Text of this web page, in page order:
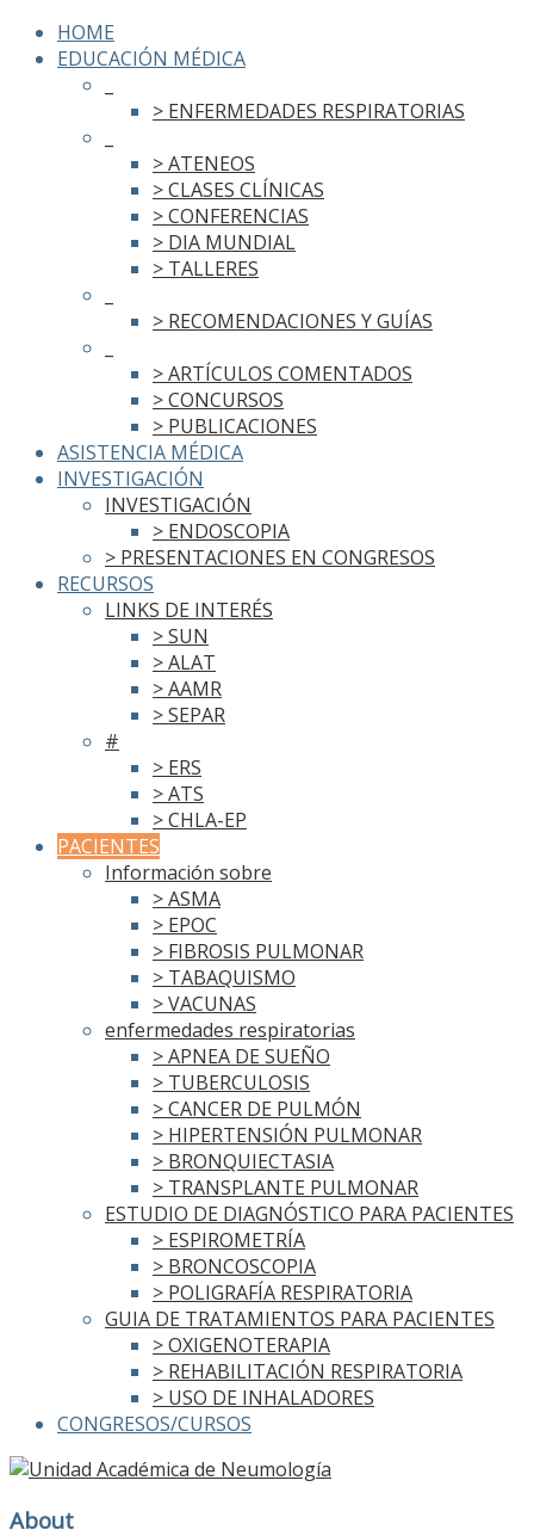
HOME
EDUCACIÓN MÉDICA
> ENFERMEDADES RESPIRATORIAS
> ATENEOS
> CLASES CLÍNICAS
> CONFERENCIAS
> DIA MUNDIAL
> TALLERES
> RECOMENDACIONES Y GUÍAS
> ARTÍCULOS COMENTADOS
> CONCURSOS
> PUBLICACIONES
ASISTENCIA MÉDICA
INVESTIGACIÓN
INVESTIGACIÓN
> ENDOSCOPIA
> PRESENTACIONES EN CONGRESOS
RECURSOS
LINKS DE INTERÉS
> SUN
> ALAT
> AAMR
> SEPAR
#
> ERS
> ATS
> CHLA-EP
PACIENTES
Información sobre
> ASMA
> EPOC
> FIBROSIS PULMONAR
> TABAQUISMO
> VACUNAS
enfermedades respiratorias
> APNEA DE SUEÑO
> TUBERCULOSIS
> CANCER DE PULMÓN
> HIPERTENSIÓN PULMONAR
> BRONQUIECTASIA
> TRANSPLANTE PULMONAR
ESTUDIO DE DIAGNÓSTICO PARA PACIENTES
> ESPIROMETRÍA
> BRONCOSCOPIA
> POLIGRAFÍA RESPIRATORIA
GUIA DE TRATAMIENTOS PARA PACIENTES
> OXIGENOTERAPIA
> REHABILITACIÓN RESPIRATORIA
> USO DE INHALADORES
CONGRESOS/CURSOS
About